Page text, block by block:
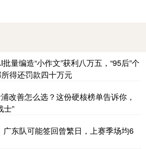
量编造“小作文”获利八万五，“95后”个
得还罚款四十万元
改善怎么选？这份硬核榜单告诉你，
士”
广东队可能签回曾繁日，上赛季场均6